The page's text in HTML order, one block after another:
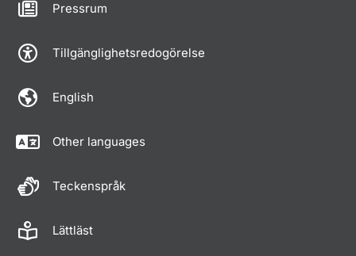
Pressrum
Tillgänglighetsredogörelse
English
Other languages
Teckenspråk
Lättläst